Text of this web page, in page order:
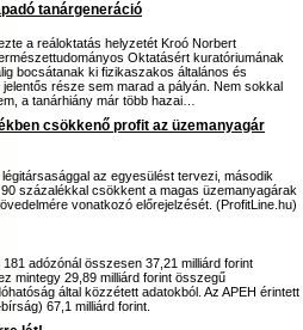
tanárgeneráció
a reáloktatás helyzetét Kroó Norbert
Oktatásért kuratóriumának
bocsátanak ki fizikaszakos általános és
része sem marad a pályán. Nem sokkal
a tanárhiány már több hazai…
csökkenő profit az üzemanyagár
az egyesülést tervezi, második
százalékkal csökkent a magas üzemanyagárak
vonatkozó előrejelzését. (ProfitLine.hu)
adózónál összesen 37,21 milliárd forint
mintegy 29,89 milliárd forint összegű
által közzétett adatokból. Az APEH érintett
67,1 milliárd forint.